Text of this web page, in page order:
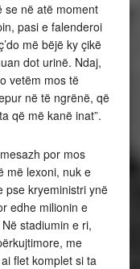
se në atë moment
pasi e falenderoi
më bëjë ky çikë
dot urinë. Ndaj,
vetëm mos të
në të ngrënë, që
që më kanë inat”.
por mos
më lexoni, nuk e
pse kryeministri ynë
edhe milionin e
stadiumin e ri,
me
flet komplet si ta